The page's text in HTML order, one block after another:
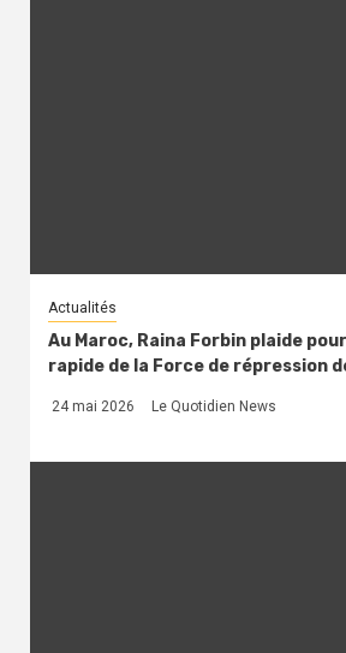
Actualités
Au Maroc, Raina Forbin plaide
rapide de la Force de répression
24 mai 2026 Le Quotidien News